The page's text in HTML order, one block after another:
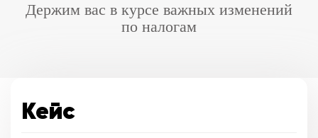
Держим вас в курсе важных изменений
по налогам
Кейс